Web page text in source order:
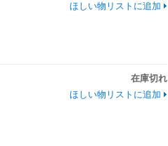
ほしい物リストに追加
在庫切れ
ほしい物リストに追加